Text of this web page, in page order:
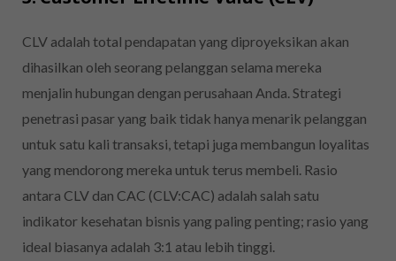
CLV adalah total pendapatan yang diproyeksikan akan
dihasilkan oleh seorang pelanggan selama mereka
menjalin hubungan dengan perusahaan Anda. Strategi
penetrasi pasar yang baik tidak hanya menarik pelanggan
untuk satu kali transaksi, tetapi juga membangun loyalitas
yang mendorong mereka untuk terus membeli. Rasio
antara CLV dan CAC (CLV:CAC) adalah salah satu
indikator kesehatan bisnis yang paling penting; rasio yang
ideal biasanya adalah 3:1 atau lebih tinggi.